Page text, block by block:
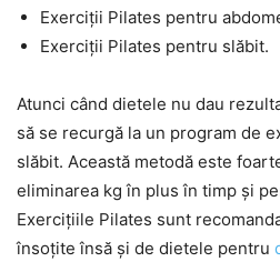
Exerciții Pilates pentru
Exerciții Pilates pentru slăbit.
Atunci când dietele nu dau
să se recurgă la un program de
slăbit. Această metodă este
eliminarea kg în plus în timp și
Exercițiile Pilates sunt
însoțite însă și de dietele pentru